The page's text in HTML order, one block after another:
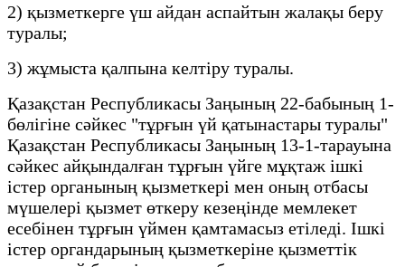
2) қызметкерге үш айдан аспайтын жалақы беру
туралы;
3) жұмыста қалпына келтіру туралы.
Қазақстан Республикасы Заңының 22-бабының 1-
бөлігіне сәйкес "тұрғын үй қатынастары туралы"
Қазақстан Республикасы Заңының 13-1-тарауына
сәйкес айқындалған тұрғын үйге мұқтаж ішкі
істер органының қызметкері мен оның отбасы
мүшелері қызмет өткеру кезеңінде мемлекет
есебінен тұрғын үймен қамтамасыз етіледі. Ішкі
істер органдарының қызметкеріне қызметтік